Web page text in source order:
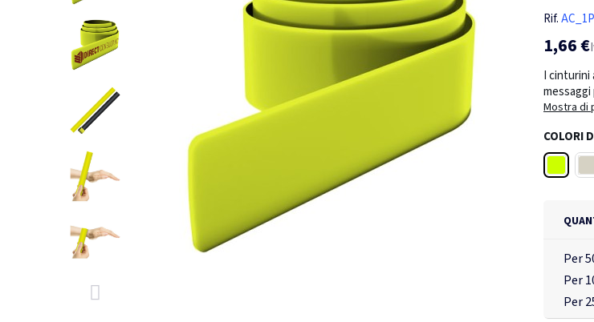
Rif.
1,66 €
I cinturini
diventerà
leggero,
in colore
realizzata
Mostra di
COLORI
Per
Per
Per